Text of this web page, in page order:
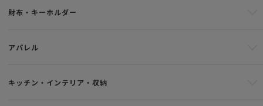
財布・キーホルダー
アパレル
キッチン・インテリア・収納